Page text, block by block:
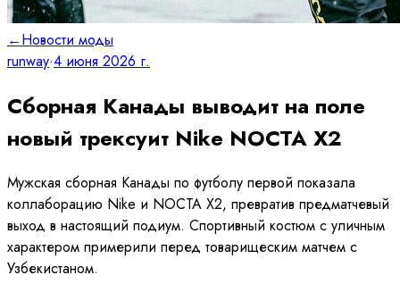
←Новости моды
runway·4 июня 2026 г.
Сборная Канады выводит на поле
новый трексуит Nike NOCTA X2
Мужская сборная Канады по футболу первой показала
коллаборацию Nike и NOCTA X2, превратив предматчевый
выход в настоящий подиум. Спортивный костюм с уличным
характером примерили перед товарищеским матчем с
Узбекистаном.